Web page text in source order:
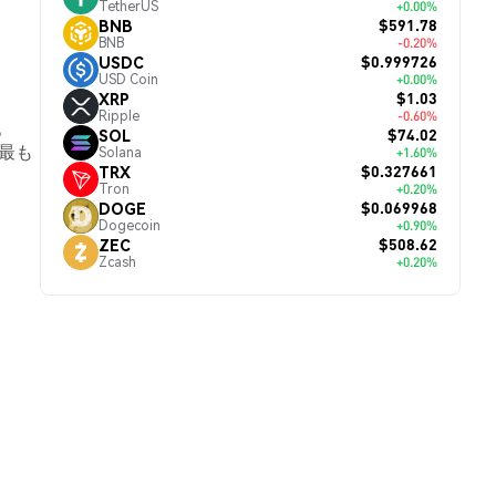
も
TetherUS +0.00%
BNB
BNB
$591.78
-0.20%
USDC
USD Coin
$0.999726
+0.00%
XRP
Ripple
$1.03
-0.60%
SOL
Solana
$74.02
+1.60%
TRX
Tron
$0.327661
+0.20%
DOGE
Dogecoin
$0.069968
+0.90%
ZEC
Zcash
$508.62
+0.20%